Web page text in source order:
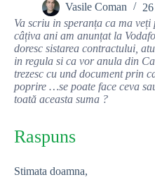
Vasile Coman
Va scriu in speranța ca ma
câțiva ani am anunțat la
doresc sistarea contractului,
in regula si ca vor anula din
trezesc cu und document prin
poprire …se poate face ceva
toată aceasta suma ?
Raspuns
Stimata doamna,